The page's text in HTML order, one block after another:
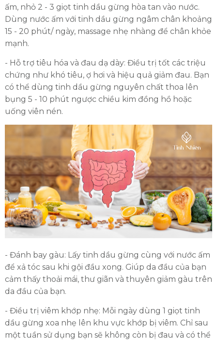
ấm, nhỏ 2 - 3 giọt tinh dầu gừng hòa tan vào nước.
Dùng nước ấm với tinh dầu gừng ngâm chân khoảng
15 - 20 phút/ ngày, massage nhẹ nhàng để chân khỏe
mạnh.
- Hỗ trợ tiêu hóa và đau dạ dày: Điều trị tốt các triệu
chứng như khó tiêu, ợ hơi và hiệu quả giảm đau. Bạn
có thể dùng tinh dầu gừng nguyên chất thoa lên
bụng 5 - 10 phút ngược chiều kim đồng hồ hoặc
uống viên nén.
- Đánh bay gàu: Lấy tinh dầu gừng cùng với nước ấm
để xả tóc sau khi gội đầu xong. Giúp da đầu của bạn
cảm thấy thoải mái, thư giãn và thuyên giảm gàu trên
da đầu của bạn.
- Điều trị viêm khớp nhẹ: Mỗi ngày dùng 1 giọt tinh
dầu gừng xoa nhẹ lên khu vực khớp bị viêm. Chỉ sau
một tuần sử dụng bạn sẽ không còn bị đau và có thể
0335587487